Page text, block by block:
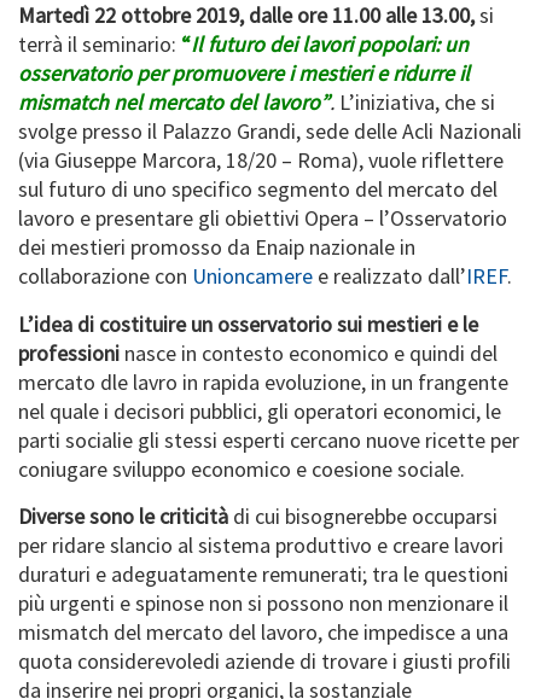
Martedì 22 ottobre 2019, dalle ore 11.00 alle 13.00,si
terrà il seminario: “Il futuro dei lavori popolari: un
osservatorio per promuovere i mestieri e ridurre il
mismatch nel mercato del lavoro”. L’iniziativa, che si
svolge presso il Palazzo Grandi, sede delle Acli Nazionali
(via Giuseppe Marcora, 18/20 – Roma), vuole riflettere
sul futuro di uno specifico segmento del mercato del
lavoro e presentare gli obiettivi Opera – l’Osservatorio
dei mestieri promosso da Enaip nazionale in
collaborazione con Unioncamere e realizzato dall’IREF.
L’idea di costituire un osservatorio sui mestieri e le
professioni nasce in contesto economico e quindi del
mercato dle lavro in rapida evoluzione, in un frangente
nel quale i decisori pubblici, gli operatori economici, le
parti socialie gli stessi esperti cercano nuove ricette per
coniugare sviluppo economico e coesione sociale.
Diverse sono le criticità di cui bisognerebbe occuparsi
per ridare slancio al sistema produttivo e creare lavori
duraturi e adeguatamente remunerati; tra le questioni
più urgenti e spinose non si possono non menzionare il
mismatch del mercato del lavoro, che impedisce a una
quota considerevoledi aziende di trovare i giusti profili
da inserire nei propri organici, la sostanziale